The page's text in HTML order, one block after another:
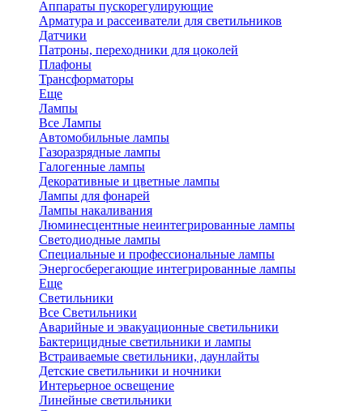
Аппараты пускорегулирующие
Арматура и рассеиватели для светильников
Датчики
Патроны, переходники для цоколей
Плафоны
Трансформаторы
Еще
Лампы
Все Лампы
Автомобильные лампы
Газоразрядные лампы
Галогенные лампы
Декоративные и цветные лампы
Лампы для фонарей
Лампы накаливания
Люминесцентные неинтегрированные лампы
Светодиодные лампы
Специальные и профессиональные лампы
Энергосберегающие интегрированные лампы
Еще
Светильники
Все Светильники
Аварийные и эвакуационные светильники
Бактерицидные светильники и лампы
Встраиваемые светильники, даунлайты
Детские светильники и ночники
Интерьерное освещение
Линейные светильники